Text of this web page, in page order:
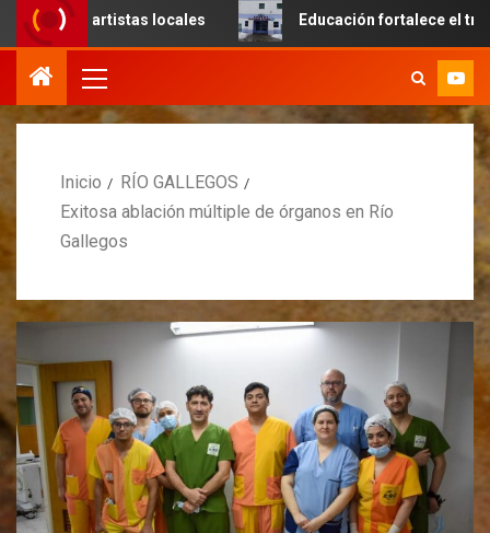
artistas locales Educación fortalece el trabajo
Inicio
RÍO GALLEGOS
Exitosa ablación múltiple de órganos en Río
Gallegos